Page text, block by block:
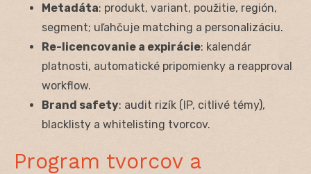
Metadáta: produkt, variant, použitie, región,
segment; uľahčuje matching a personalizáciu.
Re-licencovanie a expirácie: kalendár
platnosti, automatické pripomienky a reapproval
workflow.
Brand safety: audit rizík (IP, citlivé témy),
blacklisty a whitelisting tvorcov.
Program tvorcov a